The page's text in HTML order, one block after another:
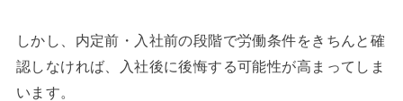
しかし、内定前・入社前の段階で労働条件をきちんと確
認しなければ、入社後に後悔する可能性が高まってしま
います。